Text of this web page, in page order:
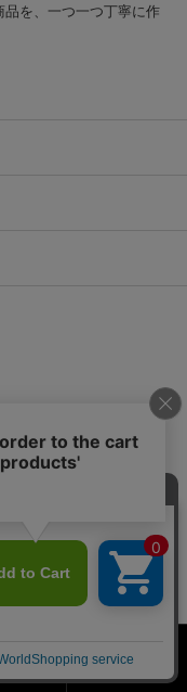
を、一つ一つ丁寧に作